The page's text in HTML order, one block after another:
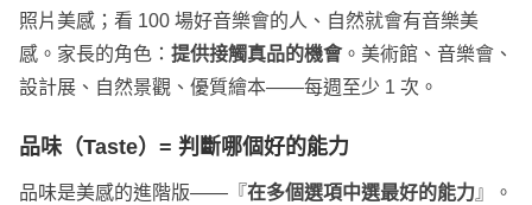
照片美感；看 100 場好音樂會的人、自然就會有音樂美
感。家長的角色： 提供接觸真品的機會。美術館、音樂會、
設計展、自然景觀、優質繪本——每週至少 1 次。
品味（Taste）= 判斷哪個好的能力
品味是美感的進階版——『在多個選項中選最好的能力』。